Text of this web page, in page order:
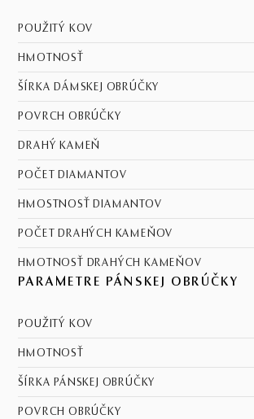
POUŽITÝ KOV
HMOTNOSŤ
ŠÍRKA DÁMSKEJ OBRÚČKY
POVRCH OBRÚČKY
DRAHÝ KAMEŇ
POČET DIAMANTOV
HMOSTNOSŤ DIAMANTOV
POČET DRAHÝCH KAMEŇOV
HMOTNOSŤ DRAHÝCH KAMEŇOV
PARAMETRE PÁNSKEJ OBRÚČKY
POUŽITÝ KOV
HMOTNOSŤ
ŠÍRKA PÁNSKEJ OBRÚČKY
POVRCH OBRÚČKY